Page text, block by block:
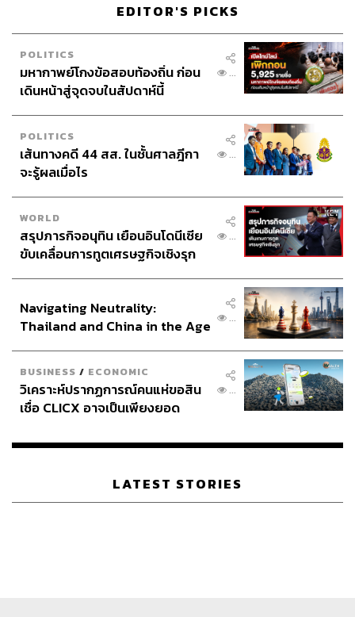
EDITOR'S PICKS
POLITICS
มหากาพย์โกงข้อสอบท้องถิ่น ก่อน
เดินหน้าสู่จุดจบในสัปดาห์นี้
...
POLITICS
เส้นทางคดี 44 สส. ในชั้นศาลฎีกา
จะรู้ผลเมื่อไร
...
WORLD
สรุปภารกิจอนุทิน เยือนอินโดนีเซีย
ขับเคลื่อนการทูตเศรษฐกิจเชิงรุก
...
Navigating Neutrality:
Thailand and China in the Age
...
BUSINESS / ECONOMIC
วิเคราะห์ปรากฏการณ์คนแห่ขอสิน
เชื่อ CLICX อาจเป็นเพียงยอด
เรือนไทยที่ถูกซุกไว้
...
LATEST STORIES